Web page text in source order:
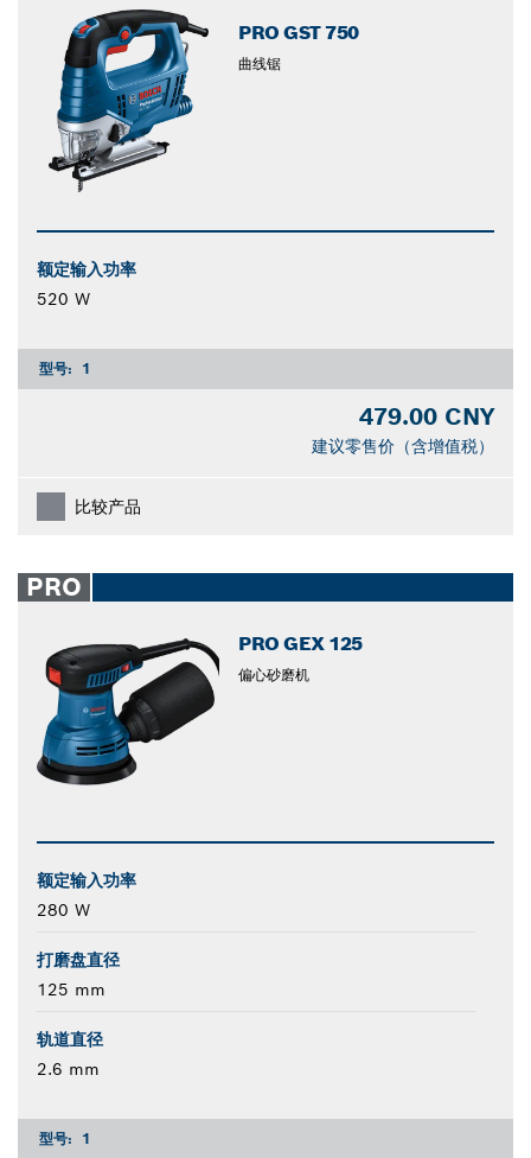
PRO GST 750
曲线锯
额定输入功率
520 W
型号: 1
479.00 CNY
建议零售价（含增值税）
比较产品
PRO
PRO GEX 125
偏心砂磨机
额定输入功率
280 W
打磨盘直径
125 mm
轨道直径
2.6 mm
型号: 1